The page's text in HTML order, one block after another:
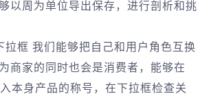
以周为单位导出保存，进行剖析和挑
拉框 我们能够把自己和用户角色互换
商家的同时也会是消费者，能够在
本身产品的称号，在下拉框检查关